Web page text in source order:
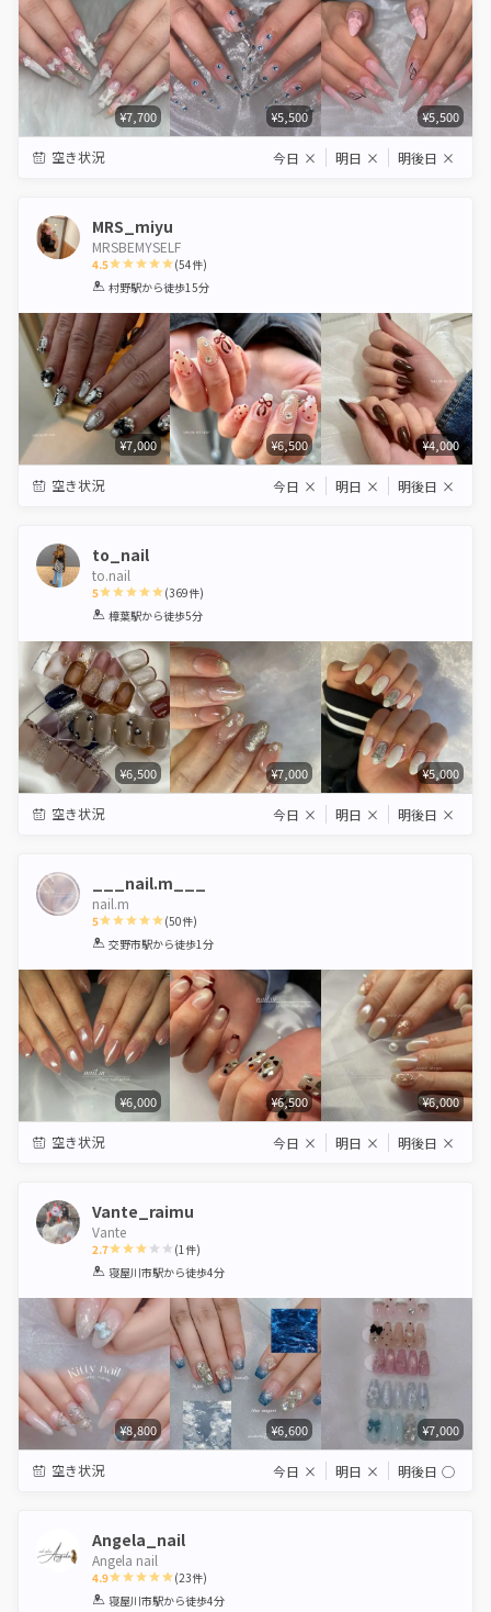
¥7,700 ¥5,500 ¥5,500
空き状況 今日 × 明日 × 明後日 ×
MRS_miyu
MRSBEMYSELF
4.5
1 2 3 4 5
(54件)
村野駅から徒歩15分
¥7,000 ¥6,500 ¥4,000
空き状況 今日 × 明日 × 明後日 ×
to_nail
to.nail
5
1 2 3 4 5
(369件)
樟葉駅から徒歩5分
¥6,500 ¥7,000 ¥5,000
空き状況 今日 × 明日 × 明後日 ×
___nail.m___
nail.m
5
1 2 3 4 5
(50件)
交野市駅から徒歩1分
¥6,000 ¥6,500 ¥6,000
空き状況 今日 × 明日 × 明後日 ×
Vante_raimu
Vante
2.7
1 2 3 4 5
(1件)
寝屋川市駅から徒歩4分
¥8,800 ¥6,600 ¥7,000
空き状況 今日 × 明日 × 明後日 ◯
Angela_nail
Angela nail
4.9
1 2 3 4 5
(23件)
寝屋川市駅から徒歩4分